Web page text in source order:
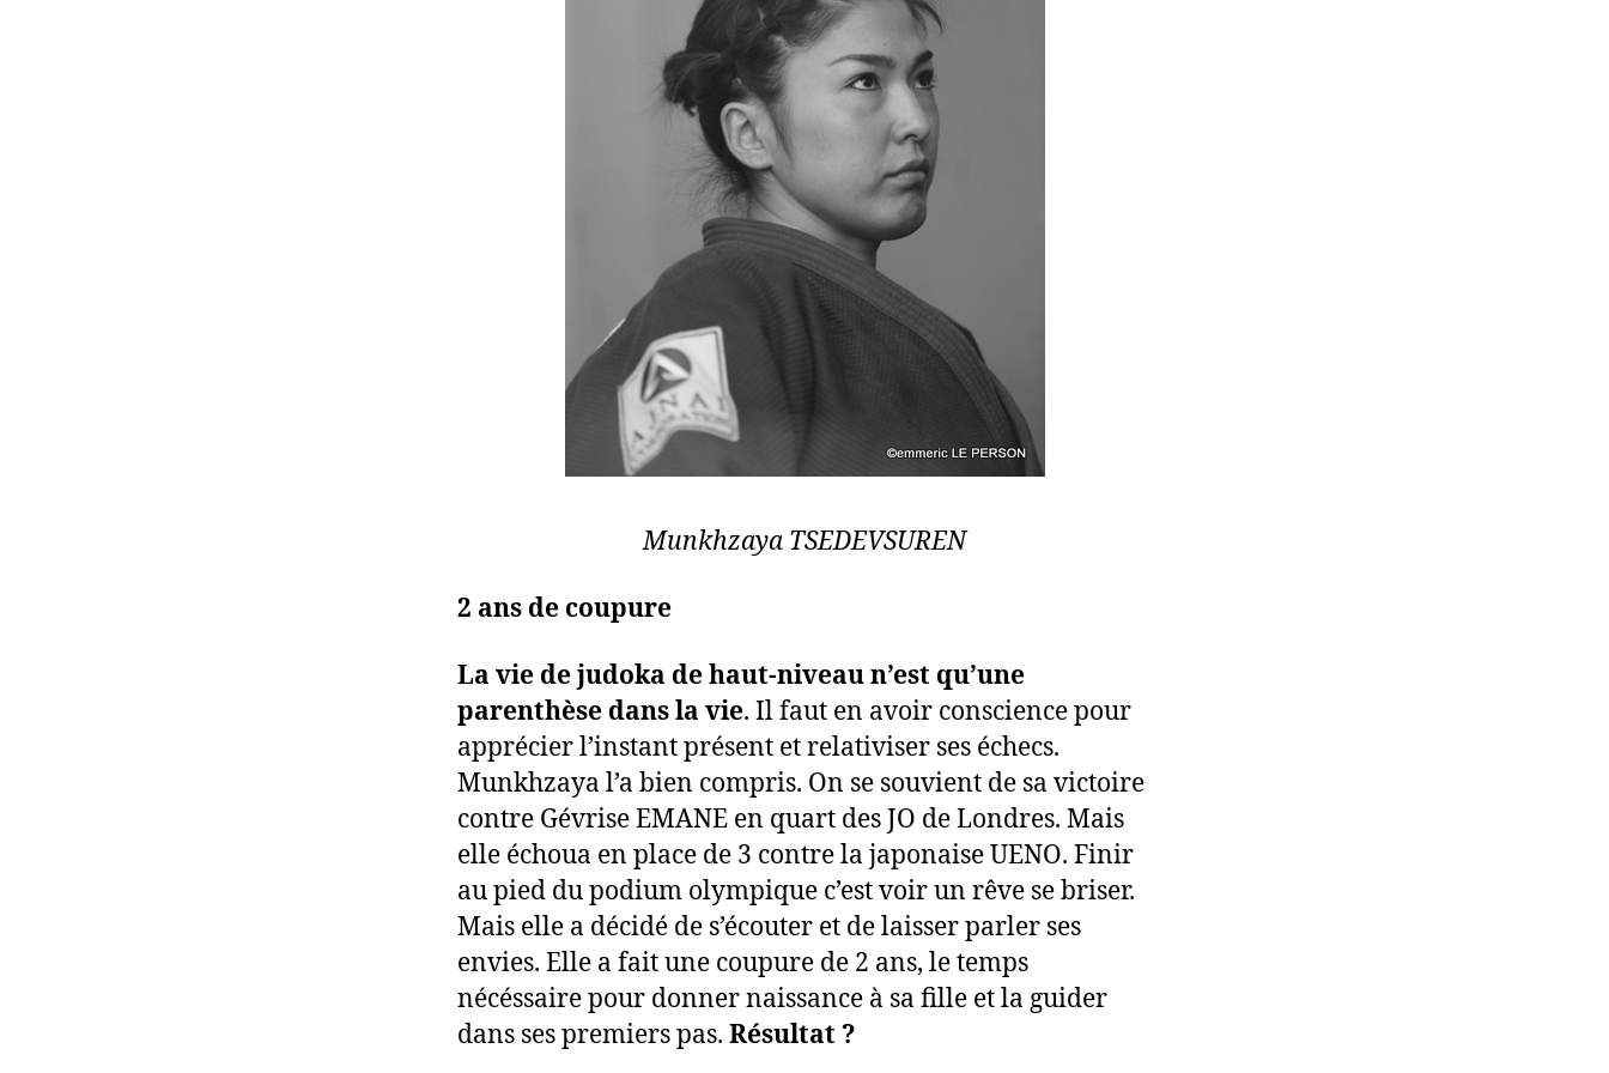
Munkhzaya TSEDEVSUREN
2 ans de coupure
La vie de judoka de haut-niveau n’est qu’une
parenthèse dans la vie. Il faut en avoir conscience pour
apprécier l’instant présent et relativiser ses échecs.
Munkhzaya l’a bien compris. On se souvient de sa victoire
contre Gévrise EMANE en quart des JO de Londres. Mais
elle échoua en place de 3 contre la japonaise UENO. Finir
au pied du podium olympique c’est voir un rêve se briser.
Mais elle a décidé de s’écouter et de laisser parler ses
envies. Elle a fait une coupure de 2 ans, le temps
nécéssaire pour donner naissance à sa fille et la guider
dans ses premiers pas. Résultat ?